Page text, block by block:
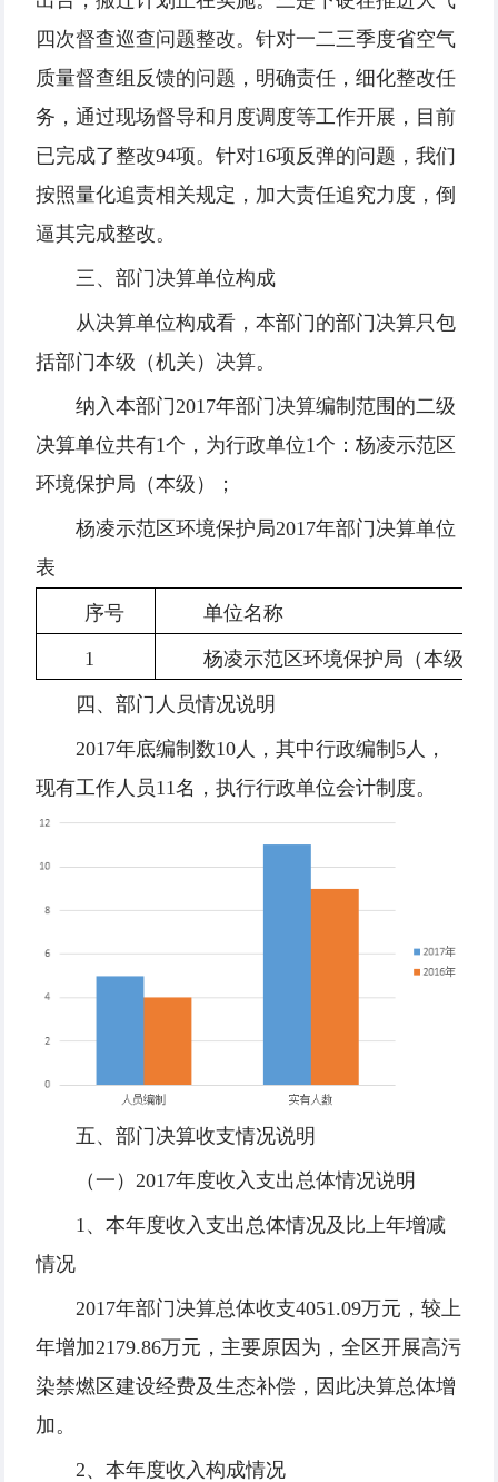
四次督查巡查问题整改。针对一二三季度省空气
质量督查组反馈的问题，明确责任，细化整改任
务，通过现场督导和月度调度等工作开展，目前
已完成了整改94项。针对16项反弹的问题，我们
按照量化追责相关规定，加大责任追究力度，倒
逼其完成整改。
三、部门决算单位构成
从决算单位构成看，本部门的部门决算只包
括部门本级（机关）决算。
纳入本部门2017年部门决算编制范围的二级
决算单位共有1个，为行政单位1个：杨凌示范区
环境保护局（本级）；
杨凌示范区环境保护局2017年部门决算单位
表
序号 单位名称
1 杨凌示范区环境保护局（本级）
四、部门人员情况说明
2017年底编制数10人，其中行政编制5人，
现有工作人员11名，执行行政单位会计制度。
五、部门决算收支情况说明
（一）2017年度收入支出总体情况说明
1、本年度收入支出总体情况及比上年增减
情况
2017年部门决算总体收支4051.09万元，较上
年增加2179.86万元，主要原因为，全区开展高污
染禁燃区建设经费及生态补偿，因此决算总体增
加。
2、本年度收入构成情况